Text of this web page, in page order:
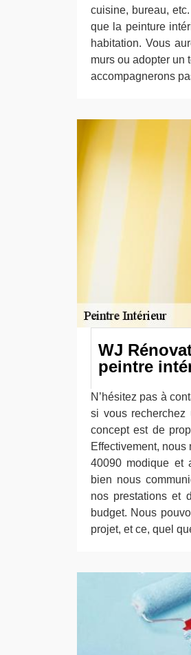
cuisine, bureau,
que la peinture
habitation. Vous
murs ou adopter un
accompagnerons
WJ
peintre
N’hésitez pas à
si vous recherchez
concept est de
Effectivement,
40090 modique et
bien nous
nos prestations et
budget. Nous
projet, et ce, quel